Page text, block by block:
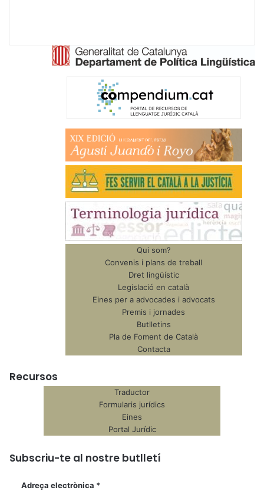
Qui som?
Convenis i plans de treball
Dret lingüístic
Legislació en català
Eines per a advocades i advocats
Premis i jornades
Butlletins
Pla de Foment de Català
Contacta
Recursos
Traductor
Formularis jurídics
Eines
Portal Jurídic
Subscriu-te al nostre butlletí
Adreça electrònica *